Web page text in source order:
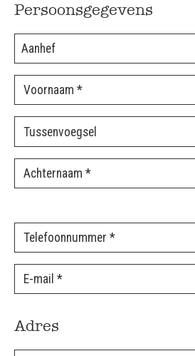
Persoonsgegevens
Adres